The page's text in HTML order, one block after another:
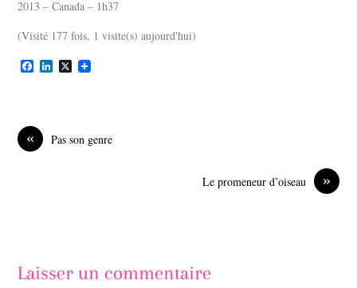
2013 – Canada – 1h37
(Visité 177 fois, 1 visite(s) aujourd'hui)
F
o
o
k
L
I
X
« Pas son genre
»
Le promeneur d’oiseau
Laisser un commentaire